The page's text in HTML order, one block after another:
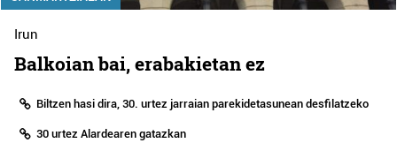
Irun
Balkoian bai, erabakietan ez
Biltzen hasi dira, 30. urtez jarraian parekidetasunean desfilatzeko
30 urtez Alardearen gatazkan